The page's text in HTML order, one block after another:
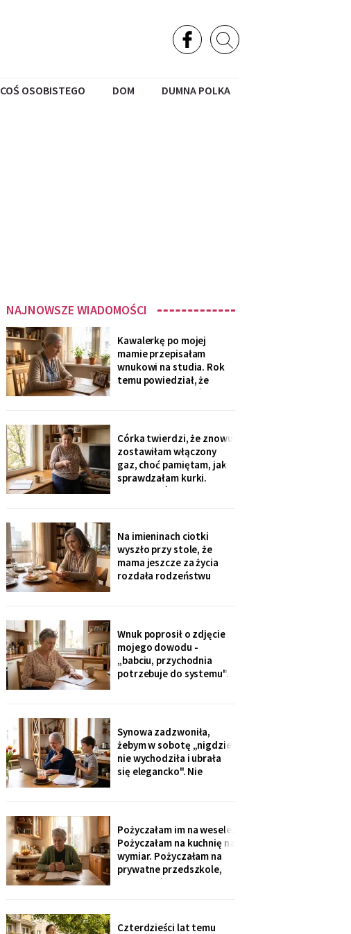
COŚ OSOBISTEGO DOM DUMNA POLKA
NAJNOWSZE WIADOMOŚCI
Kawalerkę po mojej
mamie przepisałam
wnukowi na studia. Rok
temu powiedział, że
musiał ją sprzedać, „bo
spotkałam dawną
sąsiadkę stamtąd: „Co
weekend inni ludzie z
walizkami, klucze w
skrzynce na szyfr.
Córka twierdzi, że znowu
zostawiłam włączony
gaz, choć pamiętam, jak
sprawdzałam kurki.
Klucze, które „zgubiłam",
sąsiadka wspomniała, że
córka była u mnie we
wtorek - kiedy ja
siedziałam w przychodni.
Nigdy nie dawałam
Na imieninach ciotki
wyszło przy stole, że
mama jeszcze za życia
rozdała rodzeństwu
dostałam jej różaniec, po
pogrzebie, z szuflady.
Siostra wyjaśniła: „Ty i
tak zawsze byłaś
ustawiona."
Wnuk poprosił o zdjęcie
mojego dowodu -
„babciu, przychodnia
potrzebuje do systemu".
tysiące, na moje dane.
Wnuk płakał, że odda.
Córka na to: „tylko
nigdzie nie zgłaszaj,
chcesz mu zniszczyć
Synowa zadzwoniła,
żebym w sobotę „nigdzie
nie wychodziła i ubrała
się elegancko". Nie
domu opieki. Przyjechali
z tortem i laptopem:
bilety do Rzymu na moje
siedemdziesiąte
urodziny
Pożyczałam im na wesele.
Pożyczałam na kuchnię na
wymiar. Pożyczałam na
prywatne przedszkole,
„bo Kubuś jest wrażliwy".
poprosiłam o pożyczkę -
Czterdzieści lat temu